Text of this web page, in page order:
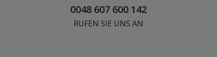
0048 607 600 142
RUFEN SIE UNS AN